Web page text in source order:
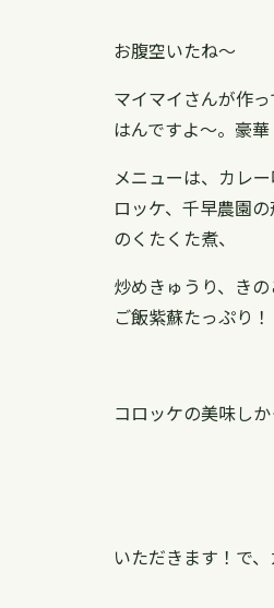
お腹空いたね〜
マイマイさんが作
はんですよ〜。豪華
メニューは、カレ
ロッケ、千早農園
のくたくた煮、
炒めきゅうり、き
ご飯紫蘇たっぷり！
コロッケの美味しか
いただきます！で、